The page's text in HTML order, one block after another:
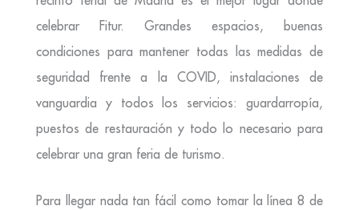
celebrar Fitur. Grandes espacios, buenas
condiciones para mantener todas las medidas de
seguridad frente a la COVID, instalaciones de
vanguardia y todos los servicios: guardarropía,
puestos de restauración y todo lo necesario para
celebrar una gran feria de turismo.
Para llegar nada tan fácil como tomar la línea 8 de